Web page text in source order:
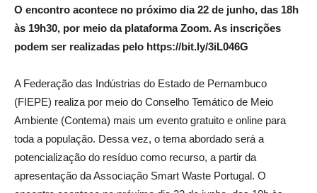
O encontro acontece no próximo dia 22 de junho, das 18h
às 19h30, por meio da plataforma Zoom. As inscrições
podem ser realizadas pelo https://bit.ly/3iL046G
A Federação das Indústrias do Estado de Pernambuco
(FIEPE) realiza por meio do Conselho Temático de Meio
Ambiente (Contema) mais um evento gratuito e online para
toda a população. Dessa vez, o tema abordado será a
potencialização do resíduo como recurso, a partir da
apresentação da Associação Smart Waste Portugal. O